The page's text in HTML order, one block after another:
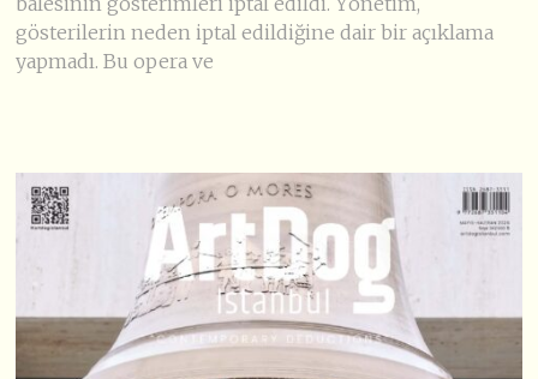
gösterilerin neden iptal edildiğine dair bir açıklama
yapmadı. Bu opera ve